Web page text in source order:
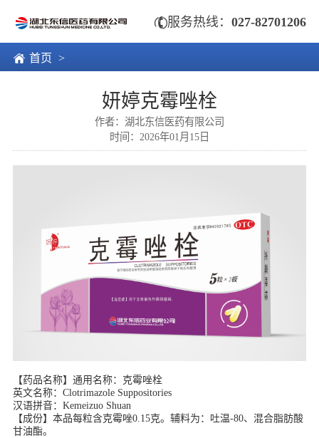
服务热线：027-82701206
 首页 >
妍婷克霉唑栓
作者：湖北东信医药有限公司
时间：2026年01月15日
【药品名称】 通用名称：克霉唑栓
英文名称：Clotrimazole Suppositories
汉语拼音：Kemeizuo Shuan
【成份】 本品每粒含克霉唑0.15克。辅料为：吐温-80、混合脂肪酸
甘油酯。